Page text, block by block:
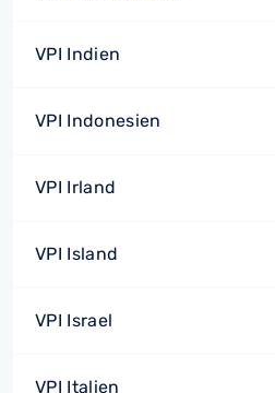
VPI Indien
VPI Indonesien
VPI Irland
VPI Island
VPI Israel
VPI Italien